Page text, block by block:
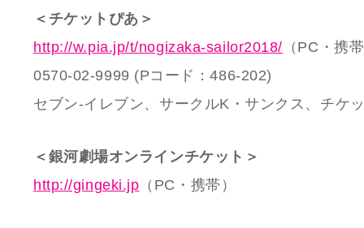
＜チケットぴあ＞
http://w.pia.jp/t/nogizaka-sailor2018/ （PC・携
0570-02-9999 (Pコード：486-202)
セブン-イレブン、サークルK・サンクス、チケ
＜銀河劇場オンラインチケット＞
http://gingeki.jp （PC・携帯）